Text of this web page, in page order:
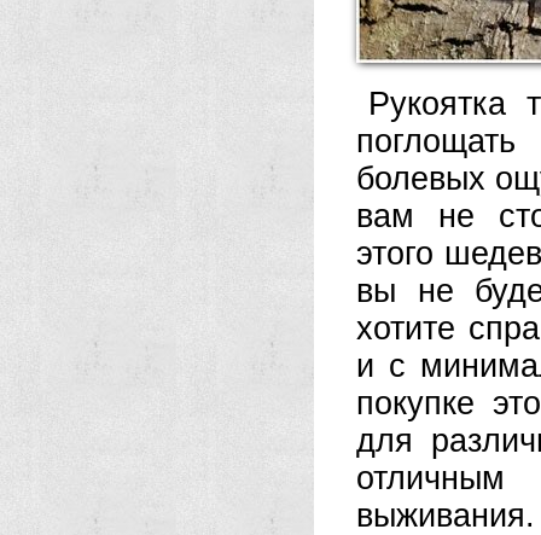
Рукоятка
болевых
вам не
этого
вы не
хотите
и с
покупке
для
выживания.